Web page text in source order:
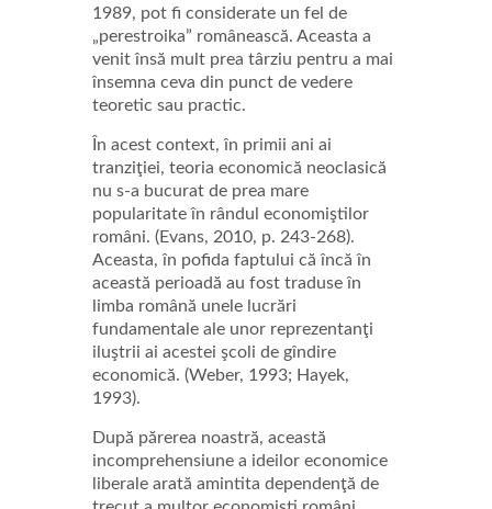
1989, pot fi considerate un fel de
„perestroika” românească. Aceasta a
venit însă mult prea târziu pentru a mai
însemna ceva din punct de vedere
teoretic sau practic.
În acest context, în primii ani ai
tranziţiei, teoria economică neoclasică
nu s-a bucurat de prea mare
popularitate în rândul economiştilor
români. (Evans, 2010, p. 243-268).
Aceasta, în pofida faptului că încă în
această perioadă au fost traduse în
limba română unele lucrări
fundamentale ale unor reprezentanţi
iluştrii ai acestei şcoli de gîndire
economică. (Weber, 1993; Hayek,
1993).
După părerea noastră, această
incomprehensiune a ideilor economice
liberale arată amintita dependenţă de